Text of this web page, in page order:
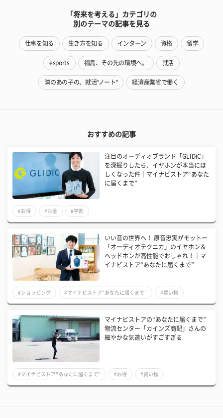
「将来を考える」カテゴリの
別のテーマの記事を見る
仕事を知る 生き方を知る インターン 資格 留学
esports 福島、その先の環境へ。 就活
隣のあの子の、就活"ノート" 経済産業省で働く
おすすめの記事
注目のオーディオブランド「GLIDiC」
を深掘りしたら、イヤホンが本当にほ
しくなった件｜マイナビストア“あなた
に届くまで”
#お得 #お金 #学割
いい音の世界へ！ 原音忠実がモットー
「オーディオテクニカ」のイヤホン＆
ヘッドホンが高性能でおしゃれ！｜マ
イナビストア“あなたに届くまで”
#ショッピング #マイナビストア“あなたに届くまで” #買い物
マイナビストアの“あなたに届くまで”
物流センター「カインズ商配」さんの
細やかな気遣いがすごすぎる
#マイナビストア“あなたに届くまで” #お得 #買い物